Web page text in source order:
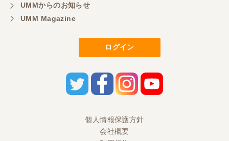
UMMからのお知らせ
UMM Magazine
ログイン
個人情報保護方針
会社概要